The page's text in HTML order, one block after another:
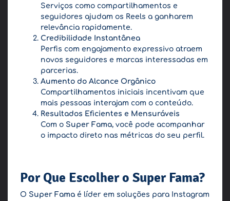
Serviços como compartilhamentos e
seguidores ajudam os Reels a ganharem
relevância rapidamente.
Credibilidade Instantânea
Perfis com engajamento expressivo atraem
novos seguidores e marcas interessadas em
parcerias.
Aumento do Alcance Orgânico
Compartilhamentos iniciais incentivam que
mais pessoas interajam com o conteúdo.
Resultados Eficientes e Mensuráveis
Com o Super Fama, você pode acompanhar
o impacto direto nas métricas do seu perfil.
Por Que Escolher o Super Fama?
O Super Fama é líder em soluções para Instagram